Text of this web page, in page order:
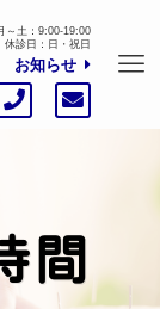
～土：9:00-19:00
休診日：日・祝日
お知らせ
間